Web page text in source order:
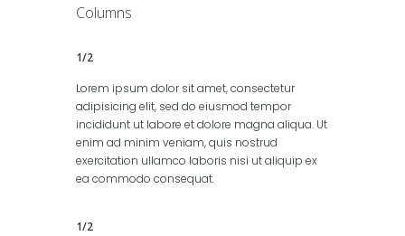
Columns
1/2
Lorem ipsum dolor sit amet, consectetur
adipisicing elit, sed do eiusmod tempor
incididunt ut labore et dolore magna aliqua. Ut
enim ad minim veniam, quis nostrud
exercitation ullamco laboris nisi ut aliquip ex
ea commodo consequat.
1/2